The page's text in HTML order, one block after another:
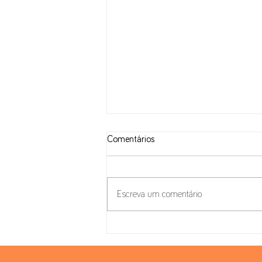
Comentários
Escreva um comentário